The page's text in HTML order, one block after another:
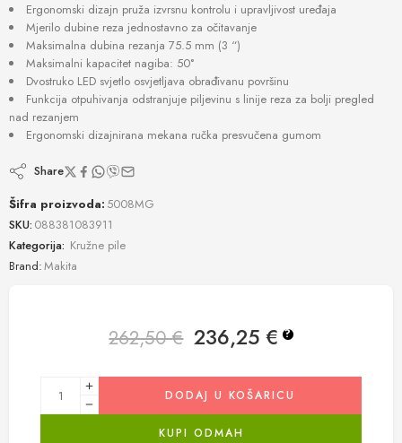
Ergonomski dizajn pruža izvrsnu kontrolu i upravljivost uređaja
Mjerilo dubine reza jednostavno za očitavanje
Maksimalna dubina rezanja 75.5 mm (3 “)
Maksimalni kapacitet nagiba: 50°
Dvostruko LED svjetlo osvjetljava obrađivanu površinu
Funkcija otpuhivanja odstranjuje piljevinu s linije reza za bolji pregled
nad rezanjem
Ergonomski dizajnirana mekana ručka presvučena gumom
Share
Šifra proizvoda: 5008MG
SKU: 088381083911
Kategorija: Kružne pile
Brand:Makita
262,50€ 236,25€ ?
DODAJ U KOŠARICU
KUPI ODMAH